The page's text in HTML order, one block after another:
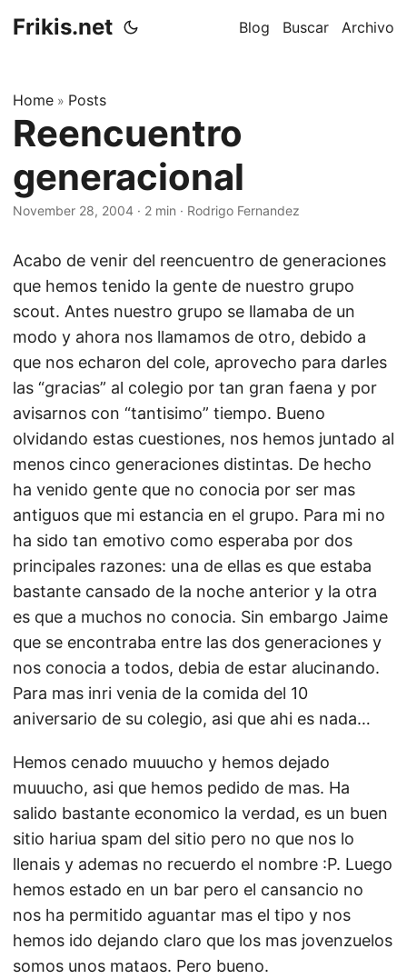
Frikis.net Blog Buscar Archivo
Home » Posts
Reencuentro
generacional
November 28, 2004 · 2 min · Rodrigo Fernandez
Acabo de venir del reencuentro de generaciones
que hemos tenido la gente de nuestro grupo
scout. Antes nuestro grupo se llamaba de un
modo y ahora nos llamamos de otro, debido a
que nos echaron del cole, aprovecho para darles
las “gracias” al colegio por tan gran faena y por
avisarnos con “tantisimo” tiempo. Bueno
olvidando estas cuestiones, nos hemos juntado al
menos cinco generaciones distintas. De hecho
ha venido gente que no conocia por ser mas
antiguos que mi estancia en el grupo. Para mi no
ha sido tan emotivo como esperaba por dos
principales razones: una de ellas es que estaba
bastante cansado de la noche anterior y la otra
es que a muchos no conocia. Sin embargo Jaime
que se encontraba entre las dos generaciones y
nos conocia a todos, debia de estar alucinando.
Para mas inri venia de la comida del 10
aniversario de su colegio, asi que ahi es nada…
Hemos cenado muuucho y hemos dejado
muuucho, asi que hemos pedido de mas. Ha
salido bastante economico la verdad, es un buen
sitio hariua spam del sitio pero no que nos lo
llenais y ademas no recuerdo el nombre :P. Luego
hemos estado en un bar pero el cansancio no
nos ha permitido aguantar mas el tipo y nos
hemos ido dejando claro que los mas jovenzuelos
somos unos mataos. Pero bueno.